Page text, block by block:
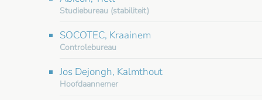
Studiebureau (stabiliteit)
SOCOTEC, Kraainem
Controlebureau
Jos Dejongh, Kalmthout
Hoofdaannemer